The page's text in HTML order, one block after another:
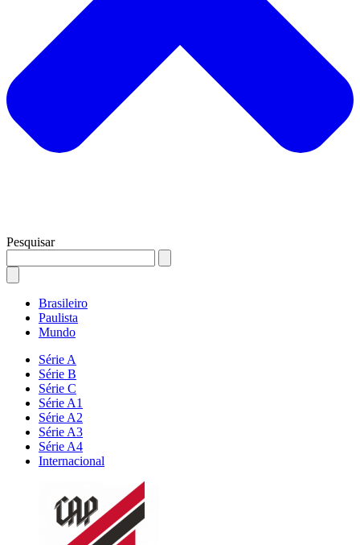
Pesquisar
Brasileiro
Paulista
Mundo
Série A
Série B
Série C
Série A1
Série A2
Série A3
Série A4
Internacional